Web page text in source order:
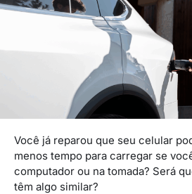
Você já reparou que seu celular
menos tempo para carregar se
computador ou na tomada? Será
têm algo similar?